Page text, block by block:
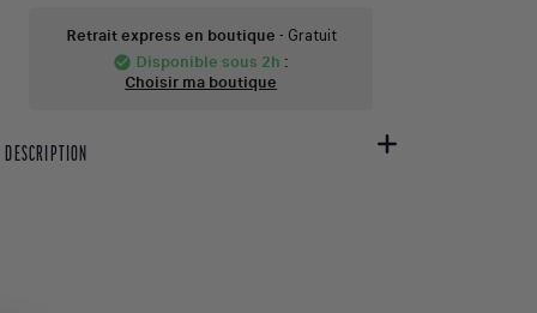
Retrait express en boutique - Gratuit
check_circle Disponible sous 2h :
Choisir ma boutique
DESCRIPTION